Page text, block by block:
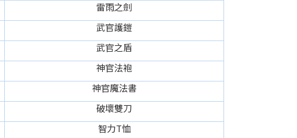
雷雨之劍
武官護鎧
武官之盾
神官法袍
神官魔法書
破壞雙刀
智力T恤